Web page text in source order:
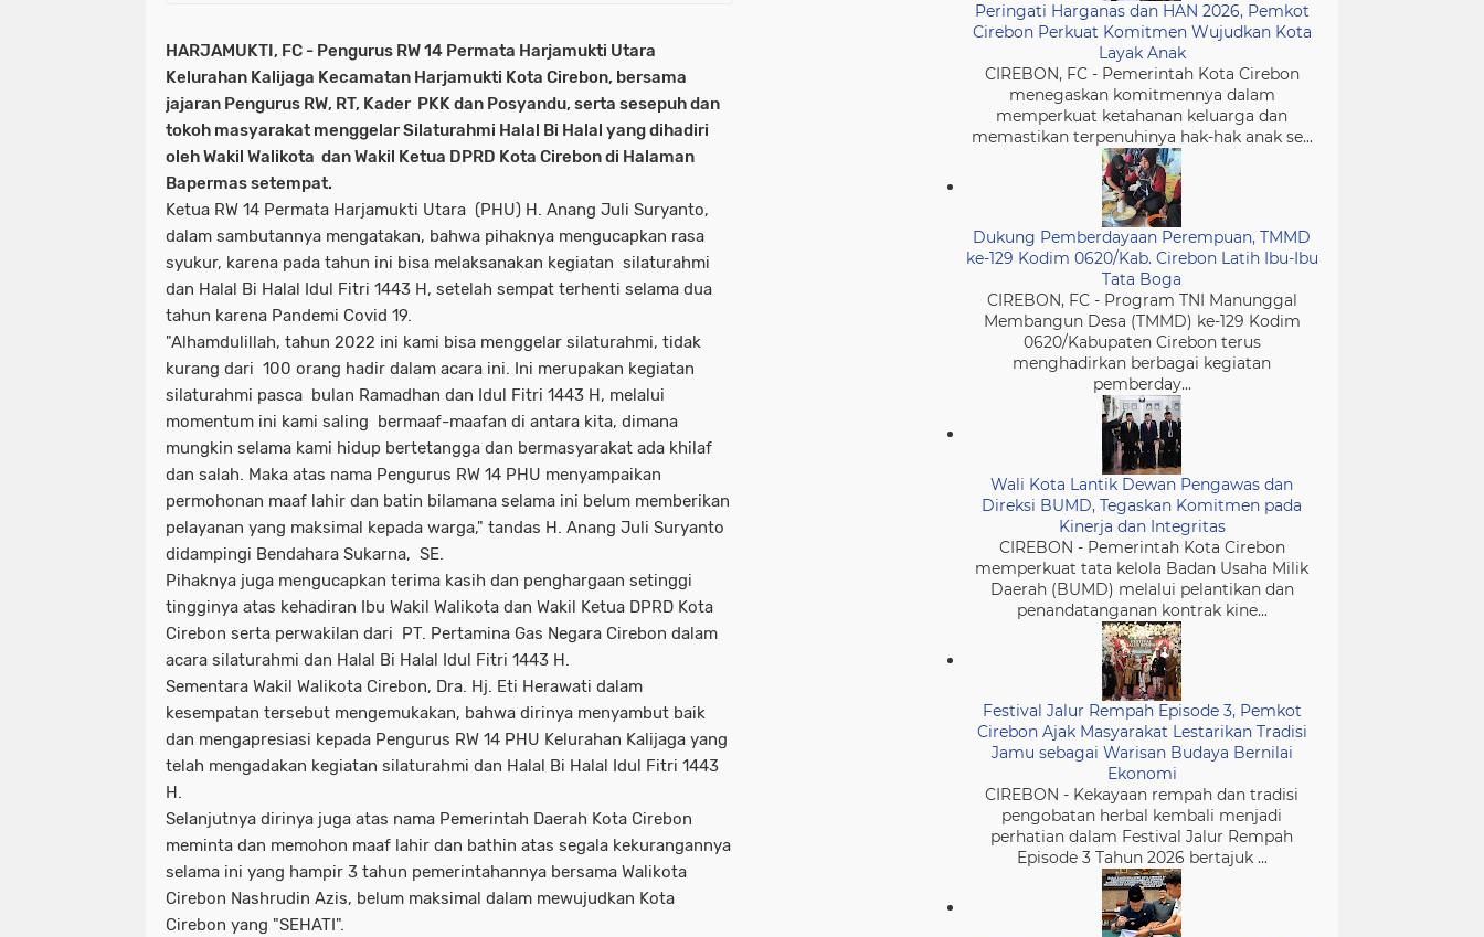
HARJAMUKTI, FC - Pengurus RW 14 Permata Harjamukti Utara
Kelurahan Kalijaga Kecamatan Harjamukti Kota Cirebon, bersama
jajaran Pengurus RW, RT, Kader PKK dan Posyandu, serta sesepuh dan
tokoh masyarakat menggelar Silaturahmi Halal Bi Halal yang dihadiri
oleh Wakil Walikota dan Wakil Ketua DPRD Kota Cirebon di Halaman
Bapermas setempat.
Ketua RW 14 Permata Harjamukti Utara (PHU) H. Anang Juli Suryanto,
dalam sambutannya mengatakan, bahwa pihaknya mengucapkan rasa
syukur, karena pada tahun ini bisa melaksanakan kegiatan silaturahmi
dan Halal Bi Halal Idul Fitri 1443 H, setelah sempat terhenti selama dua
tahun karena Pandemi Covid 19.
"Alhamdulillah, tahun 2022 ini kami bisa menggelar silaturahmi, tidak
kurang dari 100 orang hadir dalam acara ini. Ini merupakan kegiatan
silaturahmi pasca bulan Ramadhan dan Idul Fitri 1443 H, melalui
momentum ini kami saling bermaaf-maafan di antara kita, dimana
mungkin selama kami hidup bertetangga dan bermasyarakat ada khilaf
dan salah. Maka atas nama Pengurus RW 14 PHU menyampaikan
permohonan maaf lahir dan batin bilamana selama ini belum memberikan
pelayanan yang maksimal kepada warga," tandas H. Anang Juli Suryanto
didampingi Bendahara Sukarna, SE.
Pihaknya juga mengucapkan terima kasih dan penghargaan setinggi
tingginya atas kehadiran Ibu Wakil Walikota dan Wakil Ketua DPRD Kota
Cirebon serta perwakilan dari PT. Pertamina Gas Negara Cirebon dalam
acara silaturahmi dan Halal Bi Halal Idul Fitri 1443 H.
Sementara Wakil Walikota Cirebon, Dra. Hj. Eti Herawati dalam
kesempatan tersebut mengemukakan, bahwa dirinya menyambut baik
dan mengapresiasi kepada Pengurus RW 14 PHU Kelurahan Kalijaga yang
telah mengadakan kegiatan silaturahmi dan Halal Bi Halal Idul Fitri 1443
H.
Selanjutnya dirinya juga atas nama Pemerintah Daerah Kota Cirebon
meminta dan memohon maaf lahir dan bathin atas segala kekurangannya
selama ini yang hampir 3 tahun pemerintahannya bersama Walikota
Cirebon Nashrudin Azis, belum maksimal dalam mewujudkan Kota
Cirebon yang "SEHATI".
Peringati Harganas dan HAN 2026, Pemkot
Cirebon Perkuat Komitmen Wujudkan Kota
Layak Anak
CIREBON, FC - Pemerintah Kota Cirebon
menegaskan komitmennya dalam
memperkuat ketahanan keluarga dan
memastikan terpenuhinya hak-hak anak se...
Dukung Pemberdayaan Perempuan, TMMD
ke-129 Kodim 0620/Kab. Cirebon Latih Ibu-Ibu
Tata Boga
CIREBON, FC - Program TNI Manunggal
Membangun Desa (TMMD) ke-129 Kodim
0620/Kabupaten Cirebon terus
menghadirkan berbagai kegiatan
pemberday...
Wali Kota Lantik Dewan Pengawas dan
Direksi BUMD, Tegaskan Komitmen pada
Kinerja dan Integritas
CIREBON - Pemerintah Kota Cirebon
memperkuat tata kelola Badan Usaha Milik
Daerah (BUMD) melalui pelantikan dan
penandatanganan kontrak kine...
Festival Jalur Rempah Episode 3, Pemkot
Cirebon Ajak Masyarakat Lestarikan Tradisi
Jamu sebagai Warisan Budaya Bernilai
Ekonomi
CIREBON - Kekayaan rempah dan tradisi
pengobatan herbal kembali menjadi
perhatian dalam Festival Jalur Rempah
Episode 3 Tahun 2026 bertajuk ...